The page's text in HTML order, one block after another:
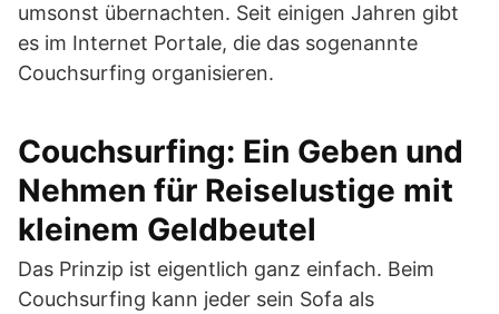
umsonst übernachten. Seit einigen Jahren gibt
es im Internet Portale, die das sogenannte
Couchsurfing organisieren.
Couchsurfing: Ein Geben und
Nehmen für Reiselustige mit
kleinem Geldbeutel
Das Prinzip ist eigentlich ganz einfach. Beim
Couchsurfing kann jeder sein Sofa als